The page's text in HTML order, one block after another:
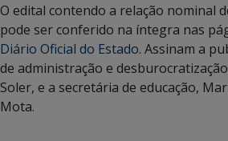
O edital contendo a relação nominal
pode ser conferido na íntegra nas
Diário Oficial do Estado. Assinam a
de administração e
Soler, e a secretária de educação,
Mota.